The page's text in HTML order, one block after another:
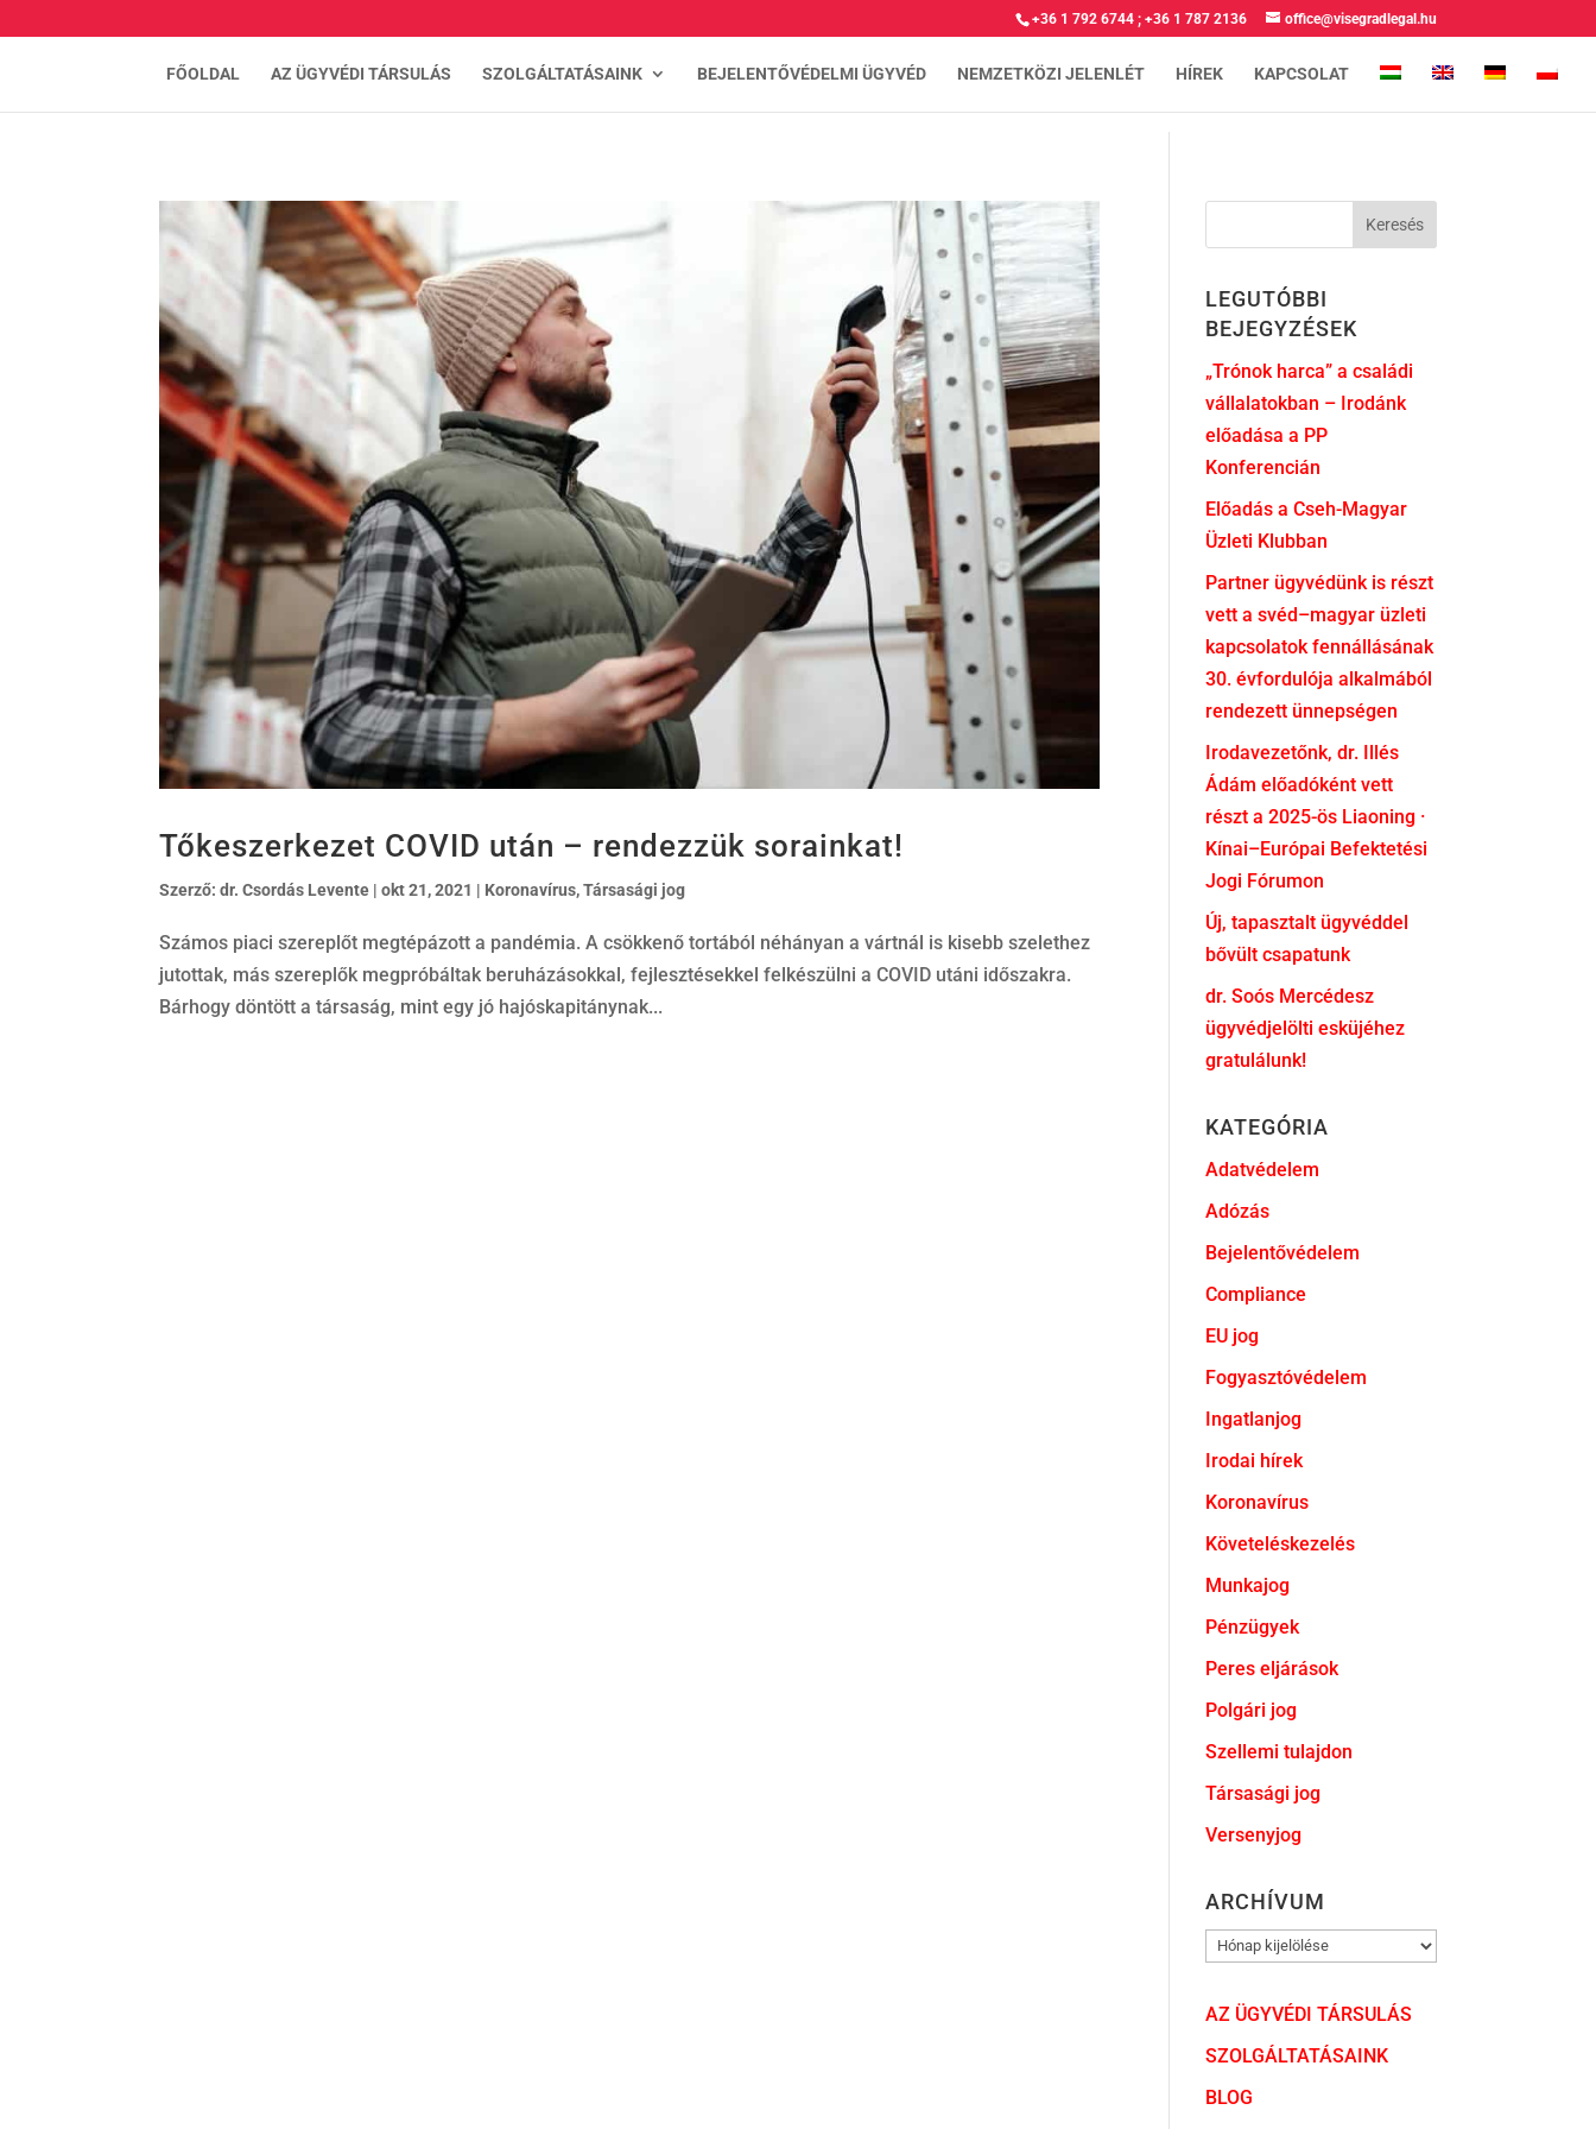
+36 1 792 6744; +36 1 787 2136 office@visegradlegal.hu
FŐOLDAL AZ ÜGYVÉDI TÁRSULÁS SZOLGÁLTATÁSAINK BEJELENTŐVÉDELMI ÜGYVÉD NEMZETKÖZI JELENLÉT HÍREK KAPCSOLAT
Tőkeszerkezet COVID után – rendezzük sorainkat!
Szerző:dr. Csordás Levente |okt 21, 2021 | Koronavírus,Társasági jog
Számos piaci szereplőt megtépázott a pandémia. A csökkenő tortából néhányan a vártnál is kisebb szelethez
jutottak, más szereplők megpróbáltak beruházásokkal, fejlesztésekkel felkészülni a COVID utáni időszakra.
Bárhogy döntött a társaság, mint egy jó hajóskapitánynak...
LEGUTÓBBI
BEJEGYZÉSEK
„Trónok harca” a családi
vállalatokban – Irodánk
előadása a PP
Konferencián
Előadás a Cseh-Magyar
Üzleti Klubban
Partner ügyvédünk is részt
vett a svéd–magyar üzleti
kapcsolatok fennállásának
30. évfordulója alkalmából
rendezett ünnepségen
Irodavezetőnk, dr. Illés
Ádám előadóként vett
részt a 2025-ös Liaoning ·
Kínai–Európai Befektetési
Jogi Fórumon
Új, tapasztalt ügyvéddel
bővült csapatunk
dr. Soós Mercédesz
ügyvédjelölti esküjéhez
gratulálunk!
KATEGÓRIA
Adatvédelem
Adózás
Bejelentővédelem
Compliance
EU jog
Fogyasztóvédelem
Ingatlanjog
Irodai hírek
Koronavírus
Követeléskezelés
Munkajog
Pénzügyek
Peres eljárások
Polgári jog
Szellemi tulajdon
Társasági jog
Versenyjog
ARCHÍVUM
ARCHÍVUM
AZ ÜGYVÉDI TÁRSULÁS
SZOLGÁLTATÁSAINK
BLOG